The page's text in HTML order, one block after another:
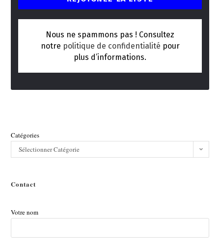
Nous ne spammons pas ! Consultez
notre politique de confidentialité pour
plus d’informations.
Catégories
Sélectionner Catégorie
Contact
Votre nom